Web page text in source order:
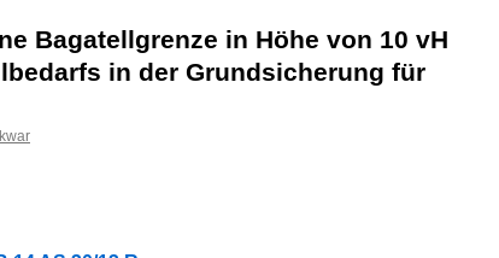
Bagatellgrenze in Höhe von 10 vH
in der Grundsicherung für